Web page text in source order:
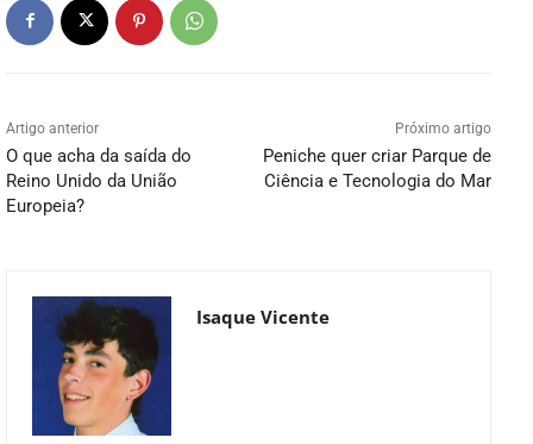
Artigo anterior
O que acha da saída do
Reino Unido da União
Europeia?
Próximo artigo
Peniche quer criar Parque de
Ciência e Tecnologia do Mar
Isaque Vicente